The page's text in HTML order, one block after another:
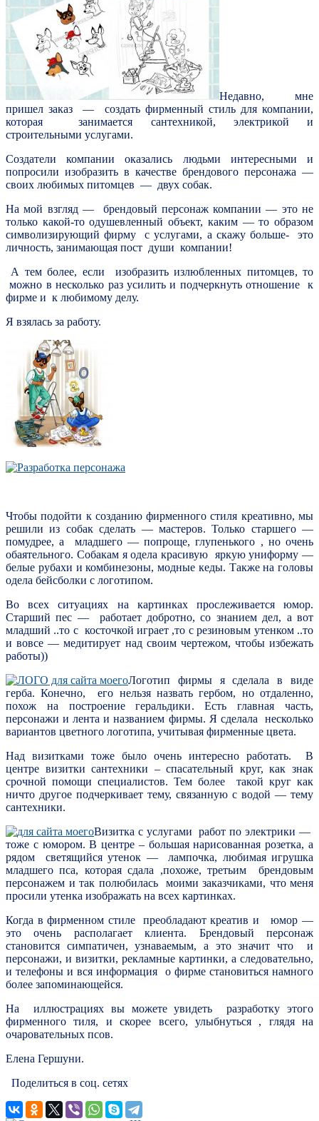
Недавно, мне
пришел заказ — создать фирменный стиль для компании,
которая занимается сантехникой, электрикой и
строительными услугами.
Создатели компании оказались людьми интересными и
попросили изобразить в качестве брендового персонажа —
своих любимых питомцев — двух собак.
На мой взгляд — брендовый персонаж компании — это не
только какой-то одушевленный объект, каким — то образом
символизирующий фирму с услугами, а скажу больше- это
личность, занимающая пост души компании!
А тем более, если изобразить излюбленных питомцев, то
можно в несколько раз усилить и подчеркнуть отношение к
фирме и к любимому делу.
Я взялась за работу.
Чтобы подойти к созданию фирменного стиля креативно, мы
решили из собак сделать — мастеров. Только старшего —
помудрее, а младшего — попроще, глупенького , но очень
обаятельного. Собакам я одела красивую яркую униформу —
белые рубахи и комбинезоны, модные кеды. Также на головы
одела бейсболки с логотипом.
Во всех ситуациях на картинках прослеживается юмор.
Старший пес — работает добротно, со знанием дел, а вот
младший ..то с косточкой играет ,то с резиновым утенком ..то
и вовсе — медитирует над своим чертежом, чтобы избежать
работы))
Логотип фирмы я сделала в виде
герба. Конечно, его нельзя назвать гербом, но отдаленно,
похож на построение геральдики. Есть главная часть,
персонажи и лента и названием фирмы. Я сделала несколько
вариантов цветного логотипа, учитывая фирменные цвета.
Над визитками тоже было очень интересно работать. В
центре визитки сантехники – спасательный круг, как знак
срочной помощи специалистов. Тем более такой круг как
ничто другое подчеркивает тему, связанную с водой — тему
сантехники.
Визитка с услугами работ по электрики —
тоже с юмором. В центре – большая нарисованная розетка, а
рядом светящийся утенок — лампочка, любимая игрушка
младшего пса, которая сдала ,похоже, третьим брендовым
персонажем и так полюбилась моими заказчиками, что меня
просили утенка изображать на всех картинках.
Когда в фирменном стиле преобладают креатив и юмор —
это очень располагает клиента. Брендовый персонаж
становится симпатичен, узнаваемым, а это значит что и
персонажи, и визитки, рекламные картинки, а следовательно,
и телефоны и вся информация о фирме становиться намного
более запоминающейся.
На иллюстрациях вы можете увидеть разработку этого
фирменного тиля, и скорее всего, улыбнуться , глядя на
очаровательных псов.
Елена Гершуни.
Поделиться в соц. сетях